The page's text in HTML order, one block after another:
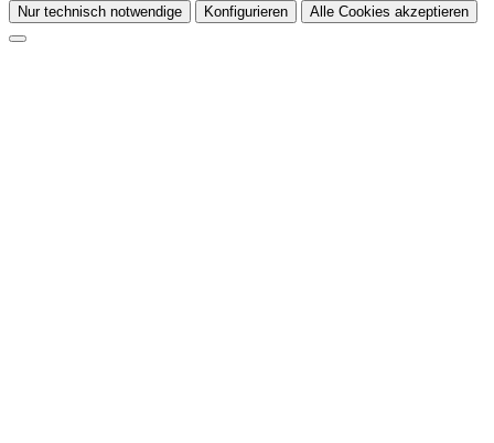
Nur technisch notwendige Konfigurieren Alle Cookies akzeptieren